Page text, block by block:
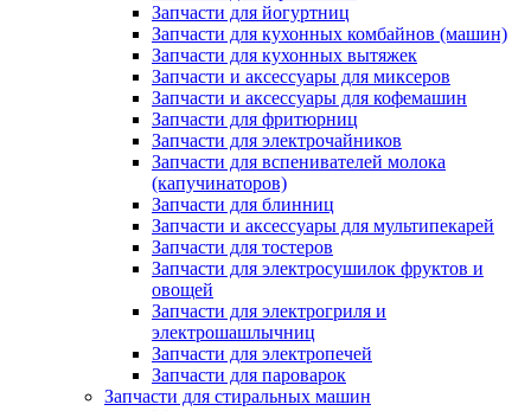
Запчасти для йогуртниц
Запчасти для кухонных комбайнов (машин)
Запчасти для кухонных вытяжек
Запчасти и аксессуары для миксеров
Запчасти и аксессуары для кофемашин
Запчасти для фритюрниц
Запчасти для электрочайников
Запчасти для вспенивателей молока
(капучинаторов)
Запчасти для блинниц
Запчасти и аксессуары для мультипекарей
Запчасти для тостеров
Запчасти для электросушилок фруктов и
овощей
Запчасти для электрогриля и
электрошашлычниц
Запчасти для электропечей
Запчасти для пароварок
Запчасти для стиральных машин